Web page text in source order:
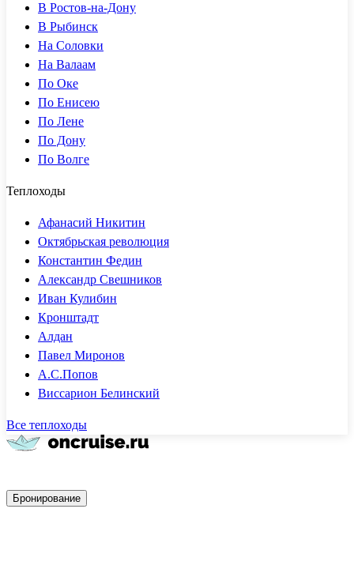
В Ростов-на-Дону
В Рыбинск
На Соловки
На Валаам
По Оке
По Енисею
По Лене
По Дону
По Волге
Теплоходы
Афанасий Никитин
Октябрьская революция
Константин Федин
Александр Свешников
Иван Кулибин
Кронштадт
Алдан
Павел Миронов
А.С.Попов
Виссарион Белинский
Все теплоходы
Бронирование